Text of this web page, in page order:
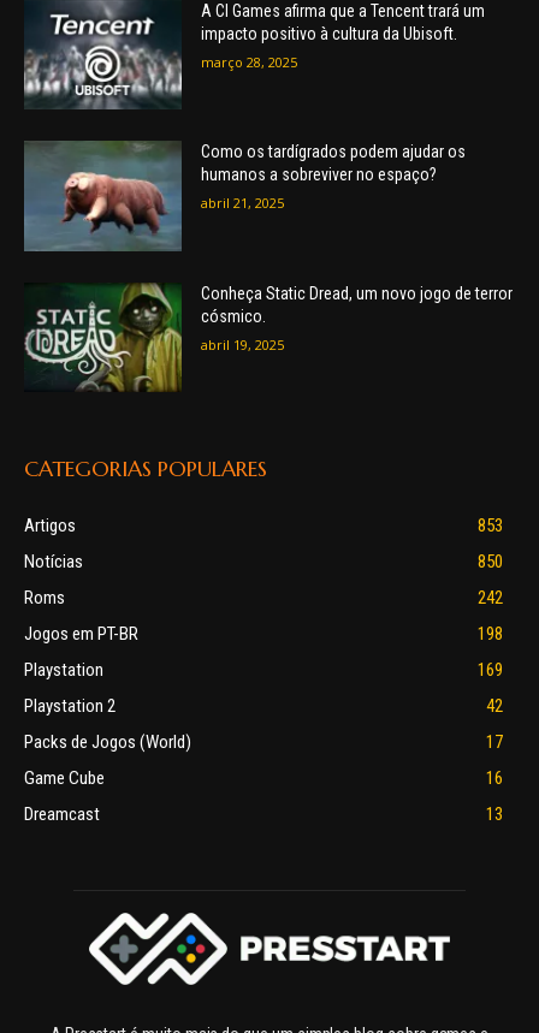
A CI Games afirma que a Tencent trará um
impacto positivo à cultura da Ubisoft.
março 28, 2025
Como os tardígrados podem ajudar os
humanos a sobreviver no espaço?
abril 21, 2025
Conheça Static Dread, um novo jogo de terror
cósmico.
abril 19, 2025
CATEGORIAS POPULARES
Artigos
853
Notícias
850
Roms
242
Jogos em PT-BR
198
Playstation
169
Playstation 2
42
Packs de Jogos (World)
17
Game Cube
16
Dreamcast
13